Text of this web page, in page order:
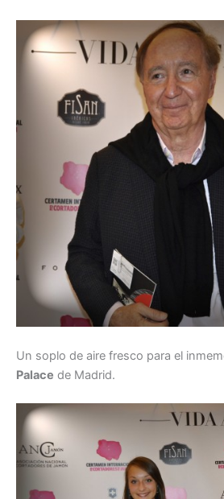
Un soplo de aire fresco para el
Palace de Madrid.